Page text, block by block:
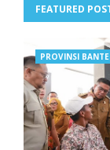
FEATURED
PROVINSI